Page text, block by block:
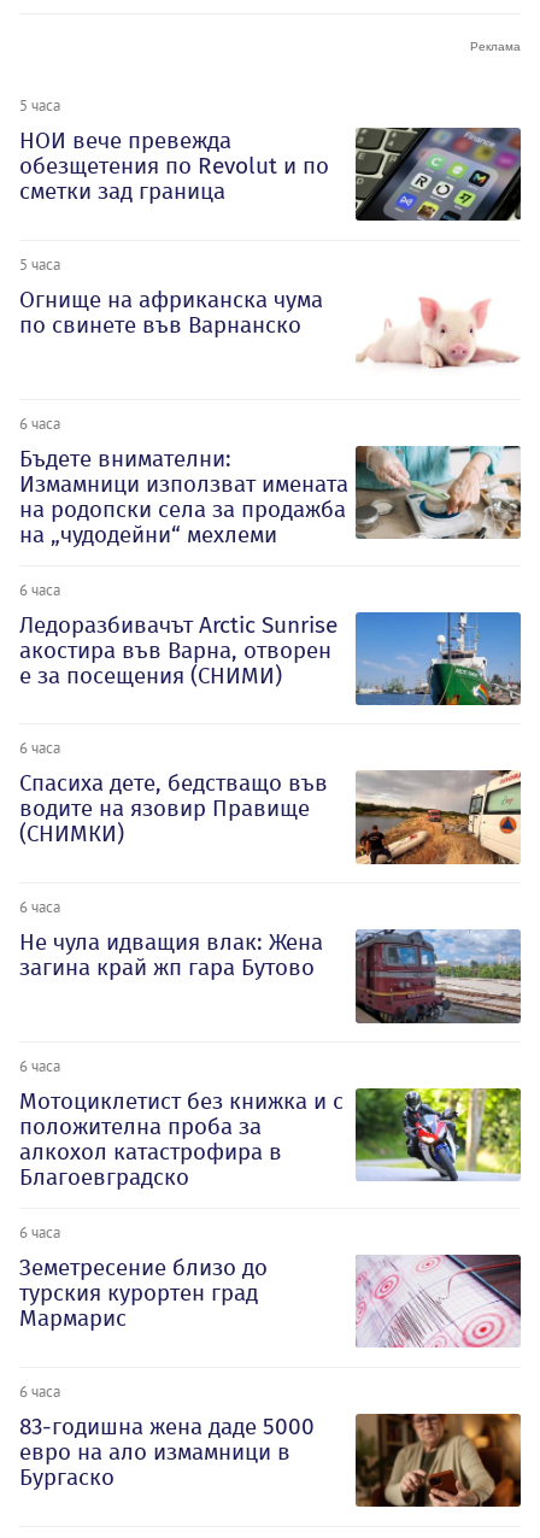
5 часа
НОИ вече превежда
обезщетения по Revolut и по
сметки зад граница
5 часа
Огнище на африканска чума
по свинете във Варнанско
6 часа
Бъдете внимателни:
Измамници използват имената
на родопски села за продажба
на „чудодейни“ мехлеми
6 часа
Ледоразбивачът Arctic Sunrise
акостира във Варна, отворен
е за посещения (СНИМИ)
6 часа
Спасиха дете, бедстващо във
водите на язовир Правище
(СНИМКИ)
6 часа
Не чула идващия влак: Жена
загина край жп гара Бутово
6 часа
Мотоциклетист без книжка и с
положителна проба за
алкохол катастрофира в
Благоевградско
6 часа
Земетресение близо до
турския курортен град
Мармарис
6 часа
83-годишна жена даде 5000
евро на ало измамници в
Бургаско